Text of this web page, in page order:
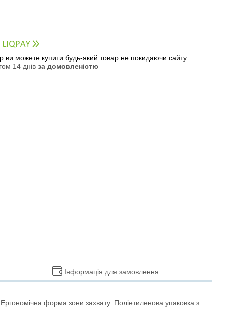
ви можете купити будь-який товар не покидаючи сайту.
14 днів за домовленістю
Інформація для замовлення
форма зони захвату. Поліетиленова упаковка з